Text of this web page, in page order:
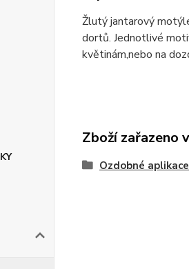
Žlutý jantarový
dortů. Jednotlivé
květinám,nebo na
Zboží zařazeno
Ozdobné aplikace